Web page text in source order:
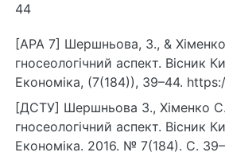
44
[APA 7] Шершньова, З., &
гносеологічний аспект. Вісник
Економіка, (7(184)), 39–44.
[ДСТУ] Шершньова З., Хіменко С.
гносеологічний аспект. Вісник
Економіка. 2016. № 7(184). С.